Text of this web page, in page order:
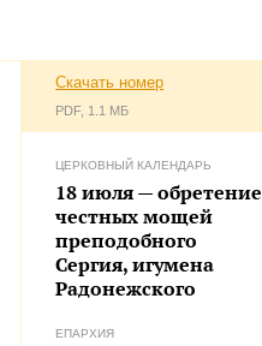
Скачать номер
PDF, 1.1 МБ
ЦЕРКОВНЫЙ КАЛЕНДАРЬ
18 июля — обретение
честных мощей
преподобного
Сергия, игумена
Радонежского
ЕПАРХИЯ